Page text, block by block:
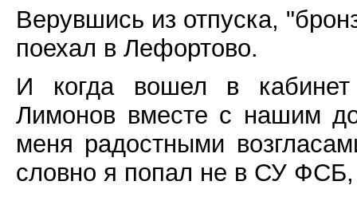
Верувшись из отпуска,
поехал в Лефортово.
И когда вошел в кабинет
Лимонов вместе с нашим
меня радостными
словно я попал не в СУ